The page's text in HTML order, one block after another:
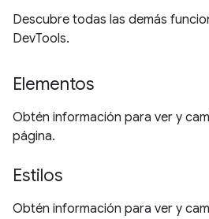
Descubre todas las demás
DevTools.
Elementos
Obtén información para ver y
página.
Estilos
Obtén información para ver y